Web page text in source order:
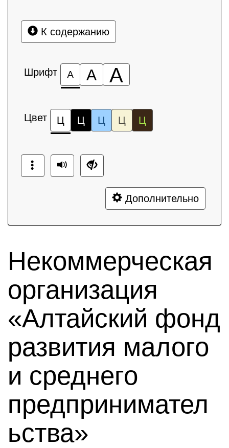
К содержанию
Шрифт А А А
Цвет Ц Ц Ц Ц Ц
Дополнительно
Некоммерческая
организация
«Алтайский фонд
развития малого
и среднего
предпринимател
ьства»